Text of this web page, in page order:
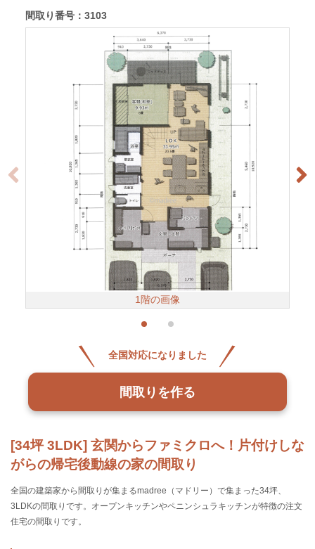
[34坪 3LDK] 玄関からファミクロへ！片付けしな
がらの帰宅後動線の家の間取り
全国の建築家から間取りが集まるmadree（マドリー）で集まった34坪、
3LDKの間取りです。オープンキッチンやペニンシュラキッチンが特徴の注文
住宅の間取りです。
間取り番号：3103
1階の画像
全国対応になりました
間取りを作る